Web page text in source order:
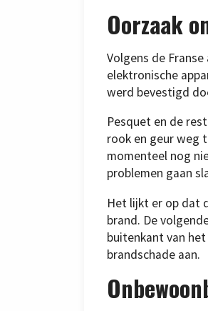
Oorzaak
Volgens de
elektronische
werd bevestigd
Pesquet en de
rook en geur weg
momenteel nog
problemen gaan
Het lijkt er op dat
brand. De
buitenkant van
brandschade aan.